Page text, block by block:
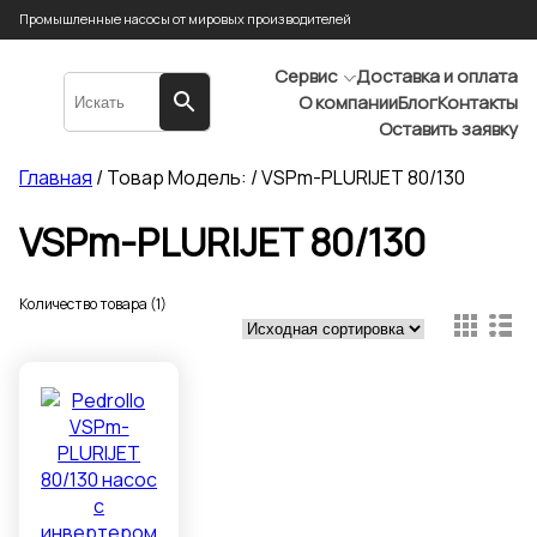
Промышленные насосы от мировых производителей
Сервис
Доставка и оплата
О компанииБлогКонтакты
Оставить заявку
Главная / Товар Модель: / VSPm-PLURIJET 80/130
VSPm-PLURIJET 80/130
Количество товара (1)